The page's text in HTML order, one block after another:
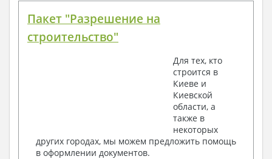
Пакет "Разрешение на
строительство"
Для тех, кто
строится в
Киеве и
Киевской
области, а
также в
некоторых
других городах, мы можем предложить помощь
в оформлении документов.